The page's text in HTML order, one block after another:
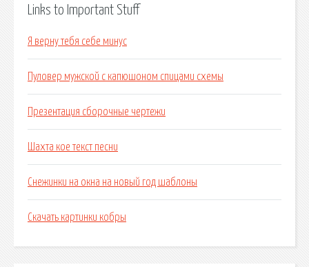
Links to Important Stuff
Я верну тебя себе минус
Пуловер мужской с капюшоном спицами схемы
Презентация сборочные чертежи
Шахта кое текст песни
Снежинки на окна на новый год шаблоны
Скачать картинки кобры